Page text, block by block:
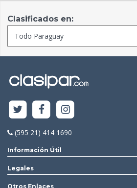
Clasificados en:
(595 21) 414 1690
Información Útil
Legales
Otros Enlaces